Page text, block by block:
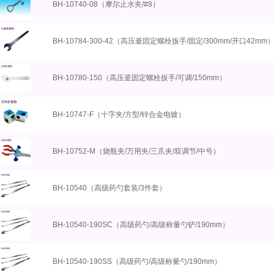
BH-10740-08（摩尔止水夹/#8）
BH-10784-300-42（高压釜固定螺栓扳手/固定/300mm/开口42mm）
BH-10780-150（高压釜固定螺栓扳手/可调/150mm）
BH-10747-F（十字夹/方型/锌合金电镀）
BH-10752-M（烧瓶夹/万用夹/三爪夹/双调节/中号）
BH-10540（高级药勺套装/3件套）
BH-10540-190SC（高级药勺/高级称量勺铲/190mm）
BH-10540-190SS（高级药勺/高级称量勺/190mm）